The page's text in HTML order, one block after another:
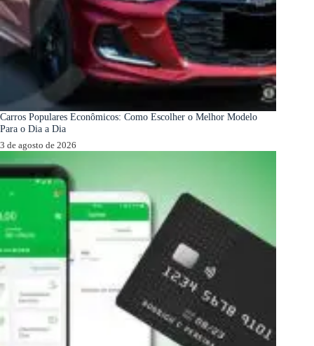
Carros Populares Econômicos: Como Escolher o Melhor Modelo
Para o Dia a Dia
3 de agosto de 2026